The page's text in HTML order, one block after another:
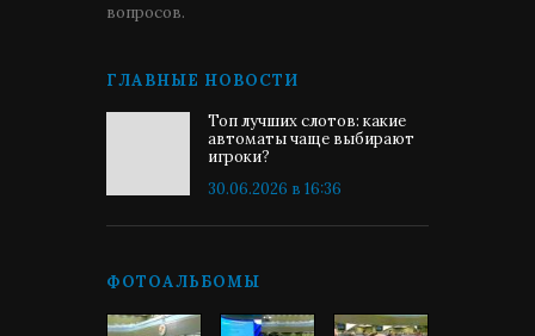
вопросов.
ГЛАВНЫЕ НОВОСТИ
Топ лучших слотов: какие
автоматы чаще выбирают
игроки?
30.06.2026 в 16:36
ФОТОАЛЬБОМЫ